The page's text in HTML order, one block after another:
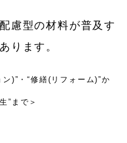
慮型の材料が普及す
ります。
)”・“修繕(リフォーム)”か
”まで＞